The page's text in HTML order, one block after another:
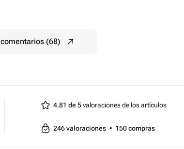
(68)
4.81 de 5valoraciones de los artículos
246valoraciones • 150compras